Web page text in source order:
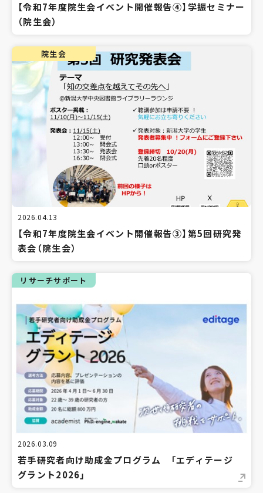
【令和7年度院生会イベント開催報告④】学振セミナー
（院生会）
院生会
2026.04.13
【令和7年度院生会イベント開催報告③】第5回研究発
表会（院生会）
リサーチサポート
2026.03.09
若手研究者向け助成金プログラム 「エディテージ
グラント2026」